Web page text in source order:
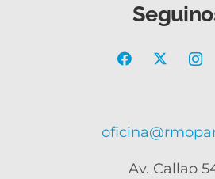
Av. Callao